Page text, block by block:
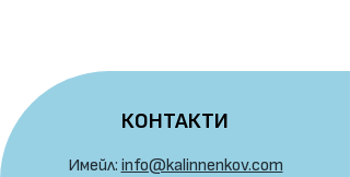
КОНТАКТИ
Имейл: info@kalinnenkov.com